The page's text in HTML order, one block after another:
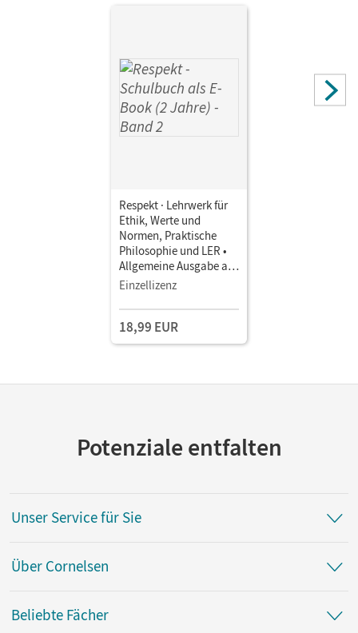
Andreas; Hutmacher, Annette; Grill, Adele
Respekt · Lehrwerk für
Ethik, Werte und
Normen, Praktische
Philosophie und LER •
Allgemeine Ausgabe ab
2024 · Band 2 •
Jahre) Mit Medien
Einzellizenz
18,99 EUR
Potenziale entfalten
Unser Service für Sie
Über Cornelsen
Beliebte Fächer